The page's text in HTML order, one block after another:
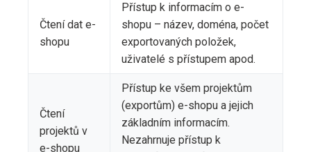
Čtení dat e-
shopu
Přístup k informacím o e-
shopu – název, doména, počet
exportovaných položek,
uživatelé s přístupem apod.
Čtení
projektů v
e-shopu
Přístup ke všem projektům
(exportům) e-shopu a jejich
základním informacím.
Nezahrnuje přístup k